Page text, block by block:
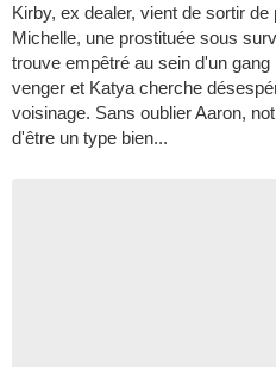
Kirby, ex dealer, vient de sortir
Michelle, une prostituée sous
trouve empêtré au sein d'un
venger et Katya cherche
voisinage. Sans oublier Aaron,
d'être un type bien...